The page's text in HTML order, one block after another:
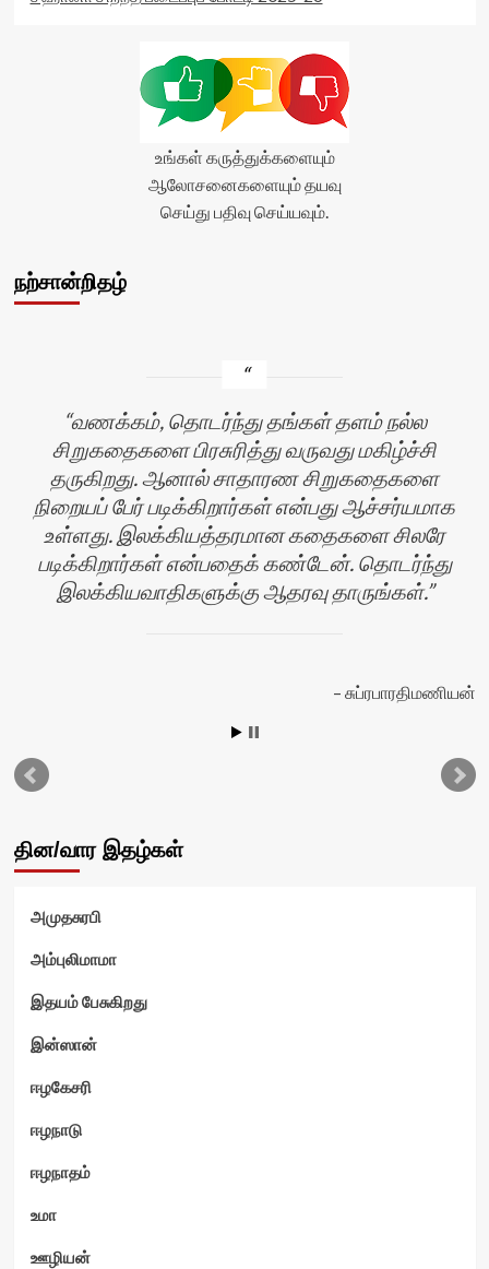
உங்கள் கருத்துக்களையும்
ஆலோசனைகளையும் தயவு
செய்து பதிவு செய்யவும்.
நற்சான்றிதழ்
வணக்கம், தொடர்ந்து தங்கள் தளம் நல்ல
சிறுகதைகளை பிரசுரித்து வருவது மகிழ்ச்சி
தருகிறது. ஆனால் சாதாரண சிறுகதைகளை
நிறையப் பேர் படிக்கிறார்கள் என்பது ஆச்சர்யமாக
உள்ளது. இலக்கியத்தரமான கதைகளை சிலரே
படிக்கிறார்கள் என்பதைக் கண்டேன். தொடர்ந்து
இலக்கியவாதிகளுக்கு ஆதரவு தாருங்கள்.
சுப்ரபாரதிமணியன்
தின/வார இதழ்கள்
அமுதசுரபி
அம்புலிமாமா
இதயம் பேசுகிறது
இன்ஸான்
ஈழகேசரி
ஈழநாடு
ஈழநாதம்
உமா
ஊழியன்